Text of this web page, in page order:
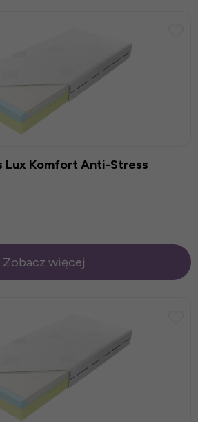
Lux Komfort Anti-Stress
Zobacz więcej